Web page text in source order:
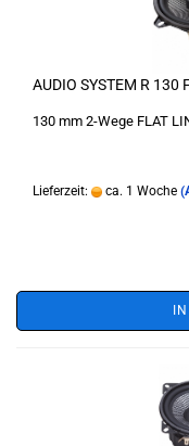
AUDIO SYSTEM R 130
130 mm 2-Wege FLAT
Lieferzeit: ca. 1 Woche